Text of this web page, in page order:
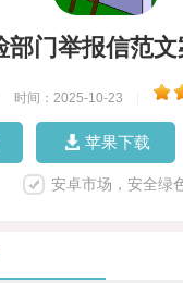
部门举报信范
时间：2025-10-23
苹果下载
安卓市场，安全绿